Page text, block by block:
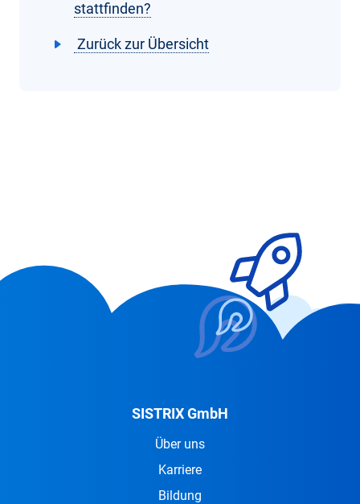
stattfinden?
Zurück zur Übersicht
SISTRIX GmbH
Über uns
Karriere
Bildung